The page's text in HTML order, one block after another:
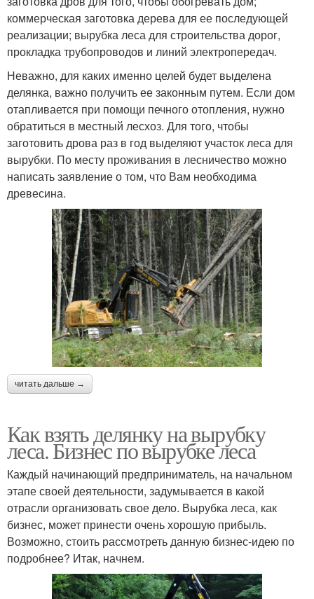
коммерческая заготовка дерева для ее последующей
реализации; вырубка леса для строительства дорог,
прокладка трубопроводов и линий электропередач.
Неважно, для каких именно целей будет выделена
делянка, важно получить ее законным путем. Если дом
отапливается при помощи печного отопления, нужно
обратиться в местный лесхоз. Для того, чтобы
заготовить дрова раз в год выделяют участок леса для
вырубки. По месту проживания в лесничество можно
написать заявление о том, что Вам необходима
древесина.
читать дальше →
Как взять делянку на вырубку
леса. Бизнес по вырубке леса
Каждый начинающий предприниматель, на начальном
этапе своей деятельности, задумывается в какой
отрасли организовать свое дело. Вырубка леса, как
бизнес, может принести очень хорошую прибыль.
Возможно, стоить рассмотреть данную бизнес-идею по
подробнее? Итак, начнем.